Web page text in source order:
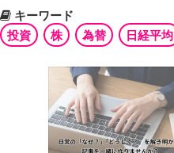
キーワード
投資
株 為替 日経平均